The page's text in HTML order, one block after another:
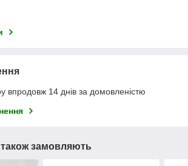
впродовж 14 днів за домовленістю
замовляють